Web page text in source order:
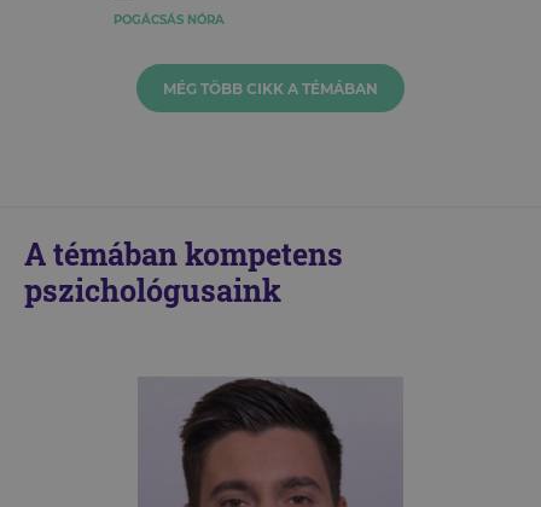
POGÁCSÁS NÓRA
MÉG TÖBB CIKK A TÉMÁBAN
A témában kompetens
pszichológusaink